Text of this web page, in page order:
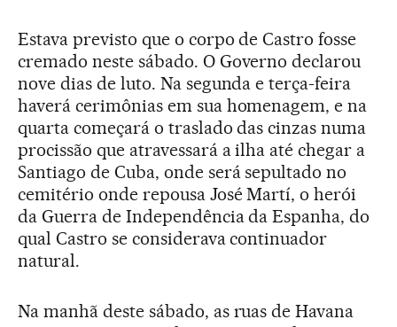
Estava previsto que o corpo de Castro fosse
cremado neste sábado. O Governo declarou
nove dias de luto. Na segunda e terça-feira
haverá cerimônias em sua homenagem, e na
quarta começará o traslado das cinzas numa
procissão que atravessará a ilha até chegar a
Santiago de Cuba, onde será sepultado no
cemitério onde repousa José Martí, o herói
da Guerra de Independência da Espanha, do
qual Castro se considerava continuador
natural.
Na manhã deste sábado, as ruas de Havana